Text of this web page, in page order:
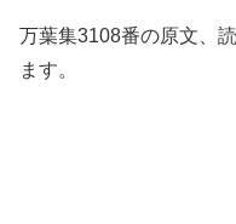
万葉集3108番の原文、
ます。